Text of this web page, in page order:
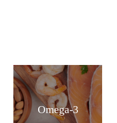
Omega-3